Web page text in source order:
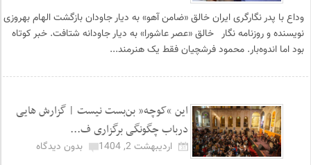
وداع با پدر نگارگری ایران خالق «ضامن آهو» به دیار جاودان بازگشت الهام بهروزی
نویسنده و روزنامه نگار خالق «عصر عاشورا» به دیار جاودانه شتافت. خبر کوتاه
بود اما اندوه‌بار. محمود فرشچیان فقط یک هنرمند...
این “کوچه” بن‌بست نیست | گزارش هایی
درباب چگونگی برگزاری ف...
اردیبهشت 2, 1404
بدون دیدگاه